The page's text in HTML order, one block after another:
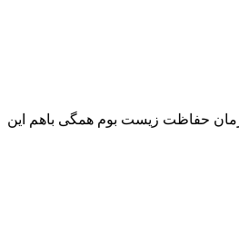
حفاظت زیست بوم همگی باهم این